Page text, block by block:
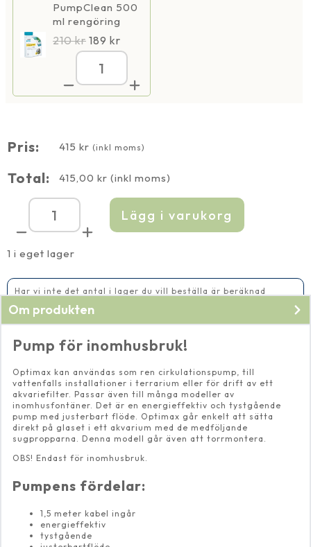
1 i eget lager
PumpClean 500
ml rengöring
210kr 189 kr
OptiMax
1000
mängd
Pris: 415 kr (inkl moms)
Total: 415,00 kr (inkl moms)
OptiMax
1000
mängd
Lägg i varukorg
Har vi inte det antal i lager du vill beställa är beräknad
Om produkten
Pump för inomhusbruk!
Optimax kan användas som ren cirkulationspump, till
vattenfalls installationer i terrarium eller för drift av ett
akvariefilter. Passar även till många modeller av
inomhusfontäner. Det är en energieffektiv och tystgående
pump med justerbart flöde. Optimax går enkelt att sätta
direkt på glaset i ett akvarium med de medföljande
sugpropparna. Denna modell går även att torrmontera.
OBS! Endast för inomhusbruk.
Pumpens fördelar:
1,5 meter kabel ingår
energieffektiv
tystgående